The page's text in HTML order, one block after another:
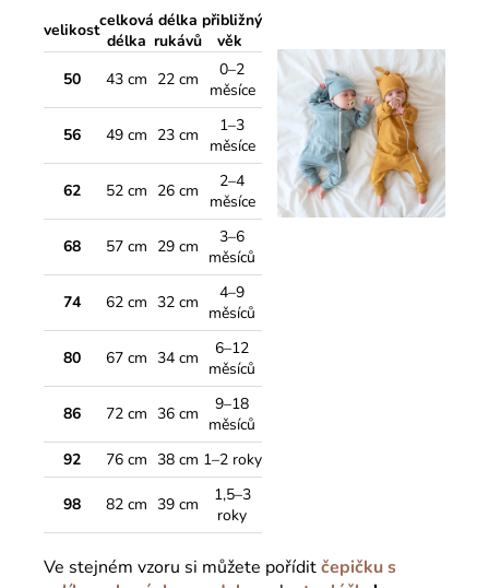
velikostcelková
délka
délka
rukávů
přibližný
věk
50
43 cm 22 cm
0–2
měsíce
56 49 cm 23 cm
1–3
měsíce
62 52 cm 26 cm
2–4
měsíce
68 57 cm 29 cm
3–6
měsíců
74 62 cm 32 cm
4–9
měsíců
80 67 cm 34 cm
6–12
měsíců
86 72 cm 36 cm
9–18
měsíců
92
76 cm 38 cm 1–2 roky
98 82 cm 39 cm
1,5–3
roky
Ve stejném vzoru si můžete poříditčepičku s